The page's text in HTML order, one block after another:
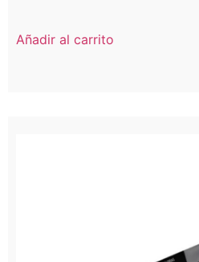
Añadir al carrito